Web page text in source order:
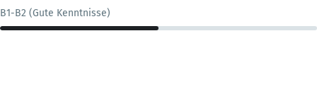
B1-B2 (Gute Kenntnisse)